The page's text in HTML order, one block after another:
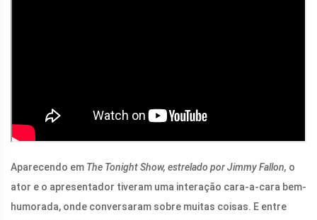
Aparecendo em The Tonight Show, estrelado por Jimmy Fallon, o
ator e o apresentador tiveram uma interação cara-a-cara bem-
humorada, onde conversaram sobre muitas coisas. E entre